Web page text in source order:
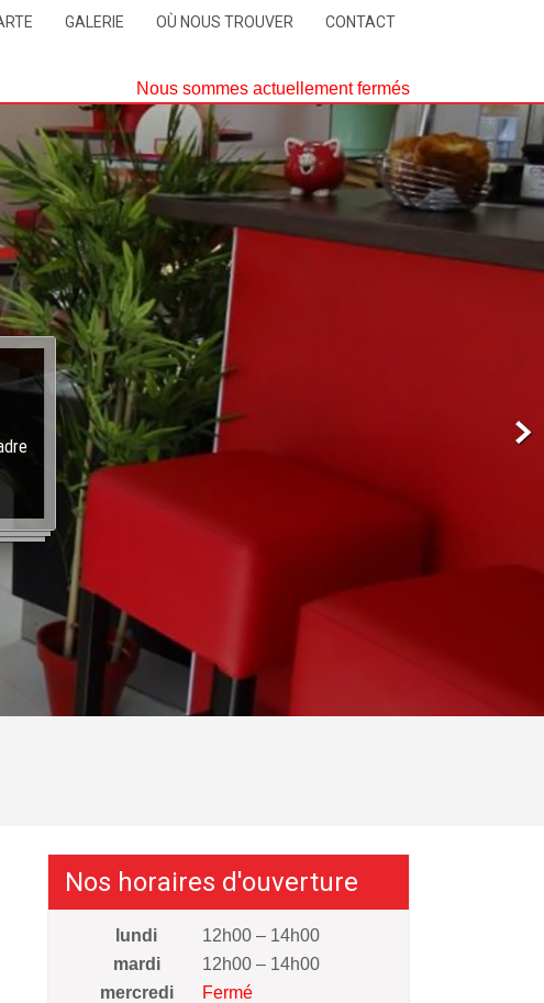
GALERIE OÙ NOUS TROUVER CONTACT
Nous sommes actuellement fermés
Nos horaires d'ouverture
lundi
12h00 – 14h00
mardi
12h00 – 14h00
mercredi
Fermé